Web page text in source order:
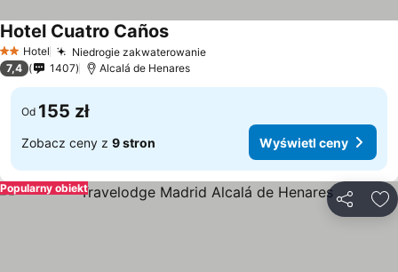
2 Kategoria
Hotel Niedrogie zakwaterowanieWyświetl ceny
Hotel Cuatro CañosWyświetl ceny
7,4 1407 Alcalá de Henares
Od 155 zł
Zobacz ceny z 9 stron Wyświetl ceny
Popularny obiekt